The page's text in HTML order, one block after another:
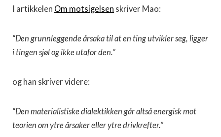
I artikkelen Om motsigelsen skriver Mao:
“Den grunnleggende årsaka til at en ting utvikler seg, ligger
i tingen sjøl og ikke utafor den.”
og han skriver videre:
“Den materialistiske dialektikken går altså energisk mot
teorien om ytre årsaker eller ytre drivkrefter.”